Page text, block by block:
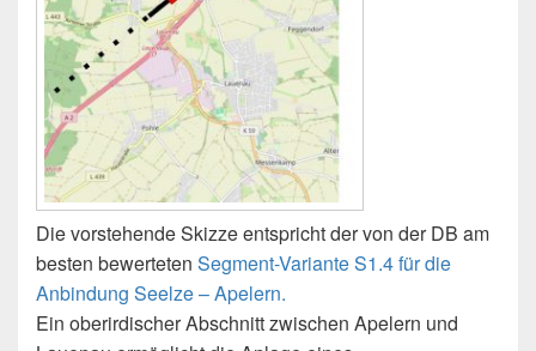
Die vorstehende Skizze entspricht der von der DB am
besten bewerteten Segment-Variante S1.4 für die
Anbindung Seelze – Apelern.
Ein oberirdischer Abschnitt zwischen Apelern und